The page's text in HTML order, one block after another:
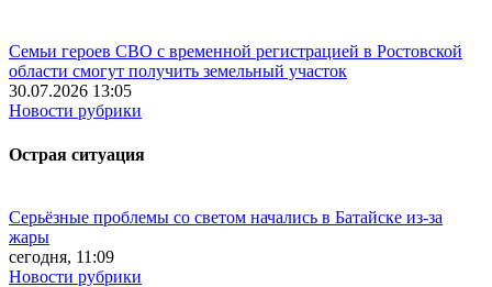
Семьи героев СВО с временной регистрацией в Ростовской
области смогут получить земельный участок
30.07.2026 13:05
Новости рубрики
Острая ситуация
Серьёзные проблемы со светом начались в Батайске из-за
жары
сегодня, 11:09
Новости рубрики